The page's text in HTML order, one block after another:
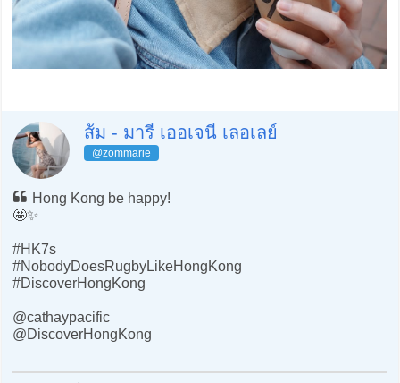
ส้ม - มารี เออเจนี เลอเลย์
@zommarie
Hong Kong be happy!
🤩✨
#HK7s
#NobodyDoesRugbyLikeHongKong
#DiscoverHongKong
@cathaypacific
@DiscoverHongKong